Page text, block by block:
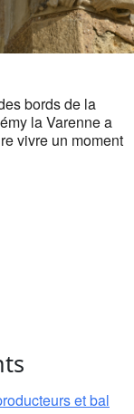
Live
bords de la
la Varenne a
vivre un moment
et bal